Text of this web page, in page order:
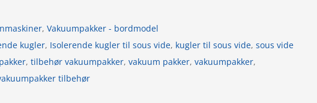
, Vakuumpakker - bordmodel
kugler, Isolerende kugler til sous vide, kugler til sous vide, sous vide
, tilbehør vakuumpakker, vakuum pakker, vakuumpakker,
tilbehør